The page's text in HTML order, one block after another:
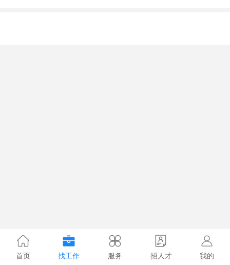
首页 找工作 服务 招人才 我的